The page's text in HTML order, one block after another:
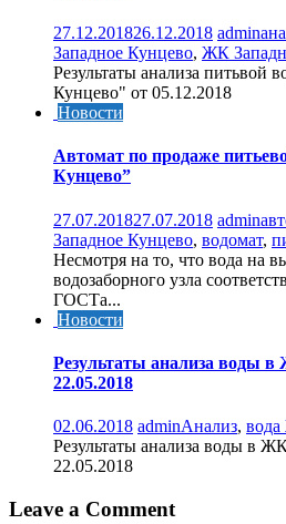
27.12.201826.12.2018 admin
Западное Кунцево, ЖК
Результаты анализа питьвой
Кунцево" от 05.12.2018
Новости
Автомат по продаже
Кунцево”
27.07.201827.07.2018 admin
Западное Кунцево, водомат,
Несмотря на то, что вода на
водозаборного узла
ГОСТа...
Новости
Результаты анализа воды
22.05.2018
02.06.2018 adminАнализ,
Результаты анализа воды в
22.05.2018
Leave a Comment